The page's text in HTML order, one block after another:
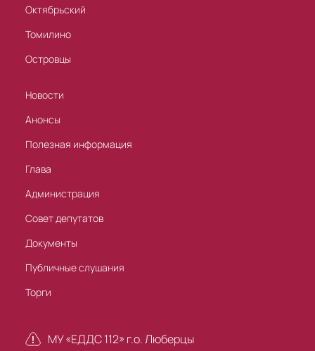
Октябрьский
Томилино
Островцы
Новости
Анонсы
Полезная информация
Глава
Администрация
Совет депутатов
Документы
Публичные слушания
Торги
МУ «ЕДДС 112» г.о. Люберцы